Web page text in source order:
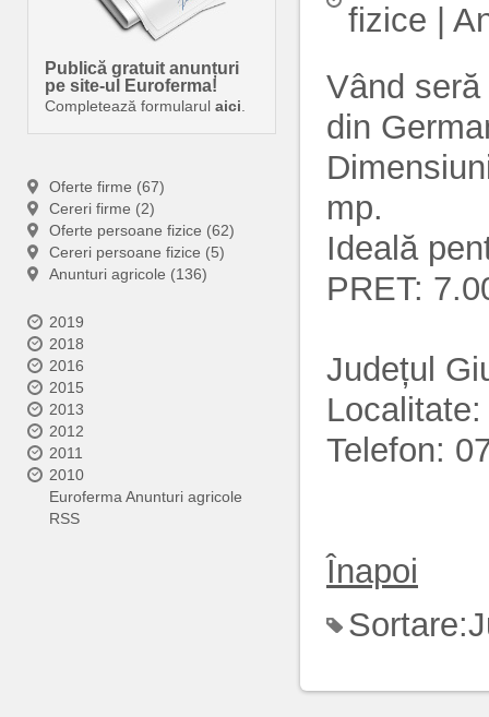
Publică gratuit anunțuri
pe site-ul Euroferma!
Completează formularul aici
Oferte firme (67)
Cereri firme (2)
Oferte persoane fizice (62)
Cereri persoane fizice (5)
Anunturi agricole (136)
2019
2018
2016
2015
2013
2012
2011
2010
Euroferma Anunturi agricole
RSS
fizice
Vând
din
mp.
Ideală
PRET:
Județul
Telefon:
Înapoi
Sortare: